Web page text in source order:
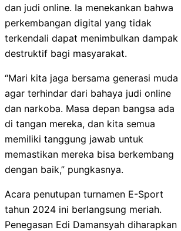
dan judi online. Ia menekankan bahwa
perkembangan digital yang tidak
terkendali dapat menimbulkan dampak
destruktif bagi masyarakat.
“Mari kita jaga bersama generasi muda
agar terhindar dari bahaya judi online
dan narkoba. Masa depan bangsa ada
di tangan mereka, dan kita semua
memiliki tanggung jawab untuk
memastikan mereka bisa berkembang
dengan baik,” pungkasnya.
Acara penutupan turnamen E-Sport
tahun 2024 ini berlangsung meriah.
Penegasan Edi Damansyah diharapkan